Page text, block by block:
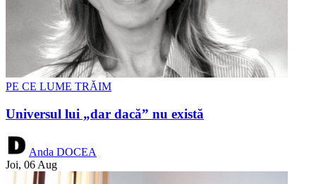
PE CE LUME TRĂIM
Universul lui „dar dacă” nu există
Anda DOCEA
Joi, 06 Aug